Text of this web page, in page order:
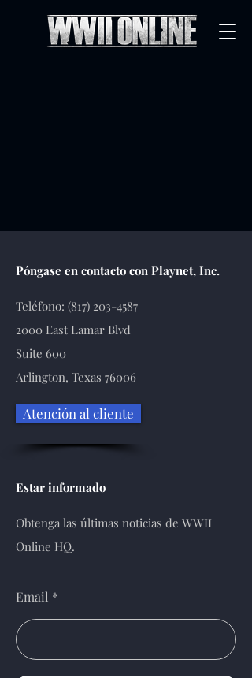
Póngase en contacto con Playnet, Inc.
Teléfono: (817) 203-4587
2000 East Lamar Blvd
Suite 600
Arlington, Texas 76006
Atención al cliente
Estar informado
Obtenga las últimas noticias de WWII
Online HQ.
Email